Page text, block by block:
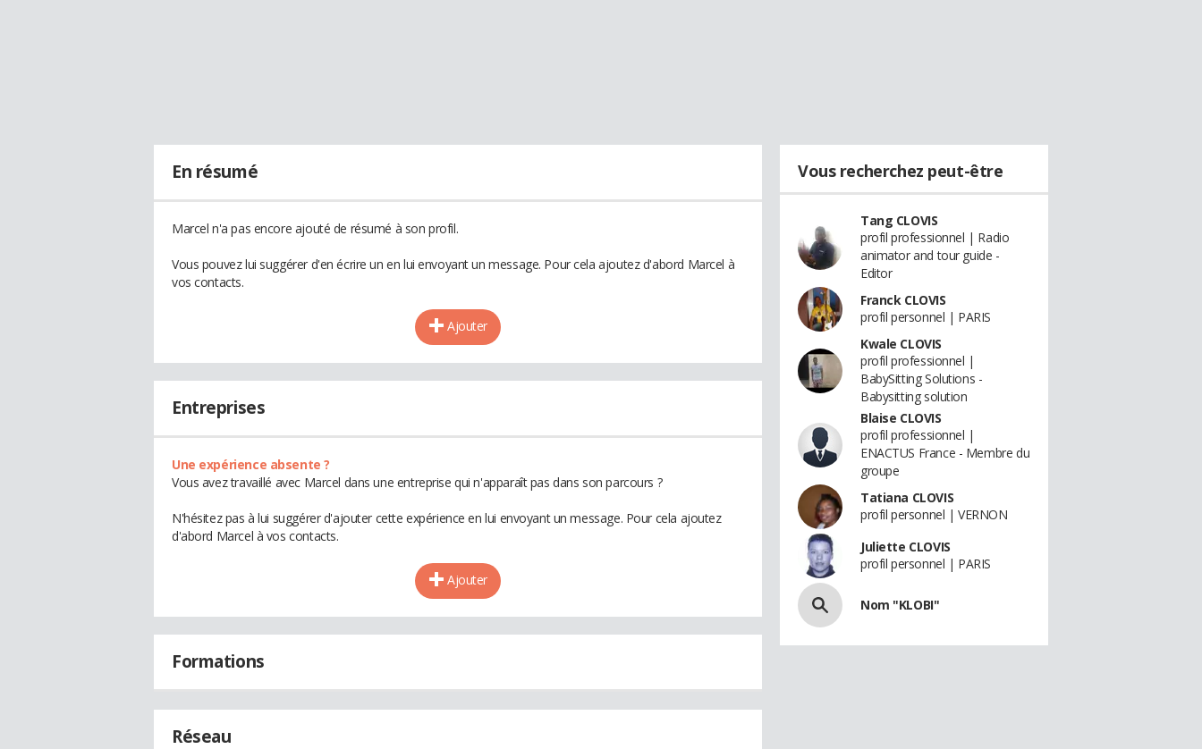
En résumé
Marcel n'a pas encore ajouté de résumé à son profil.
Vous pouvez lui suggérer d'en écrire un en lui envoyant un message. Pour cela ajoutez d'abord Marcel à
vos contacts.
Ajouter
Entreprises
Une expérience absente ?
Vous avez travaillé avec Marcel dans une entreprise qui n'apparaît pas dans son parcours ?
N'hésitez pas à lui suggérer d'ajouter cette expérience en lui envoyant un message. Pour cela ajoutez
d'abord Marcel à vos contacts.
Ajouter
Formations
Réseau
Vous recherchez peut-être
Tang CLOVIS
profil professionnel | Radio
animator and tour guide -
Editor
Franck CLOVIS
profil personnel | PARIS
Kwale CLOVIS
profil professionnel |
BabySitting Solutions -
Babysitting solution
Blaise CLOVIS
profil professionnel |
ENACTUS France - Membre du
groupe
Tatiana CLOVIS
profil personnel | VERNON
Juliette CLOVIS
profil personnel | PARIS
Nom "KLOBI"